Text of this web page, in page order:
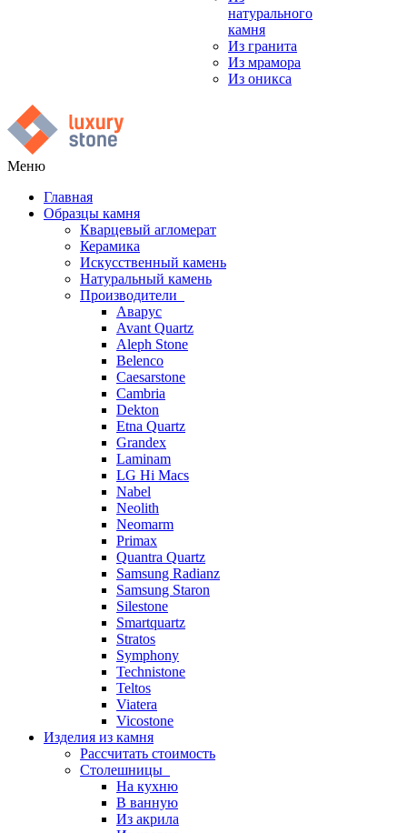
натурального
камня
Из гранита
Из мрамора
Из оникса
Меню
Главная
Образцы камня
Кварцевый агломерат
Керамика
Искусственный камень
Натуральный камень
Производители
Аварус
Avant Quartz
Aleph Stone
Belenco
Caesarstone
Cambria
Dekton
Etna Quartz
Grandex
Laminam
LG Hi Macs
Nabel
Neolith
Neomarm
Primax
Quantra Quartz
Samsung Radianz
Samsung Staron
Silestone
Smartquartz
Stratos
Symphony
Technistone
Teltos
Viatera
Vicostone
Изделия из камня
Рассчитать стоимость
Столешницы
На кухню
В ванную
Из акрила